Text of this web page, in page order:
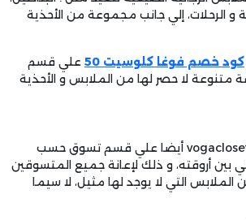
و الرحلات، إلي جانب مجموعة من الأحذية
كود خصم فوغا كلوسيت 50
علي قسم
متنوعة لا حصر لها من الملابس و الأحذية
تسري تخفيضات العيد المنبثقة من vogacloset promo code أيضا علي قسم تسوق حسب
أروقته، و ذلك لإعانة جميع المتسوقين
التي لا يوجد لها مثيل، لا سيما